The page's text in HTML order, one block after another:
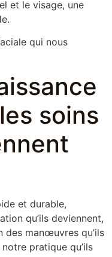
et le visage, une
qui nous
soins
et durable,
qu’ils deviennent,
des manœuvres qu’ils
pratique qu’ils